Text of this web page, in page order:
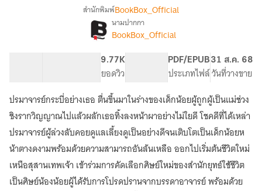
ศิษย์
หญิง
เล่ม
21
เรื่อง[จบ]
เทพ
ศิษย์
น้อง
หญิง
ผู้
เป็น
ที่รัก
สำนักพิมพ์BookBox_Official
นามปากกา
BookBox_Official
9.77K
ยอดวิว
PDF/EPUB
ประเภทไฟล์
31 ส.ค. 68
วันที่วางขาย
ปรมาจารย์กระบี่อย่างเธอ ตื่นขึ้นมาในร่างของเด็กน้อยผู้ถูกผู้เป็นแม่ช่วง
ชิงรากวิญญาณไปแล้วผลักเธอทิ้งลงหน้าผาอย่างไม่ใยดี โชคดีที่ได้เหล่า
ปรมาจารย์ผู้ล่วงลับคอยดูแลเลี้ยงดูเป็นอย่างดีจนเติบโตเป็นเด็กน้อยห
น้าตางดงามพร้อมด้วยความสามารถอันล้นเหลือ ออกไปเริ่มต้นชีวิตใหม่
เหนือสุสานเทพเจ้า เข้าร่วมการคัดเลือกศิษย์ใหม่ของสำนักยุทธ์ใช้ชีวิต
เป็นศิษย์น้องน้อยผู้ได้รับการโปรดปรานจากบรรดาอาจารย์ พร้อมด้วย